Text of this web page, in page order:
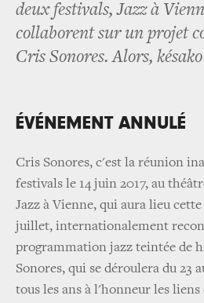
deux festivals, Jazz à
collaborent sur un projet
Cris Sonores. Alors,
ÉVÉNEMENT ANNULÉ
Cris Sonores, c'est la réunion
festivals le 14 juin 2017, au
Jazz à Vienne, qui aura lieu
juillet, internationalement
programmation jazz teintée de
Sonores, qui se déroulera du 23
tous les ans à l'honneur les